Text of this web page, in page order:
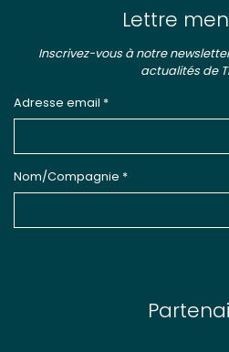
Lettre
Inscrivez-vous à notre
actualités de
Adresse email *
Nom/Compagnie *